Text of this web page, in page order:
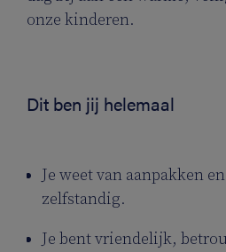
onze kinderen.
Dit ben jij helemaal
Je weet van aanpakken
zelfstandig.
Je bent vriendelijk,